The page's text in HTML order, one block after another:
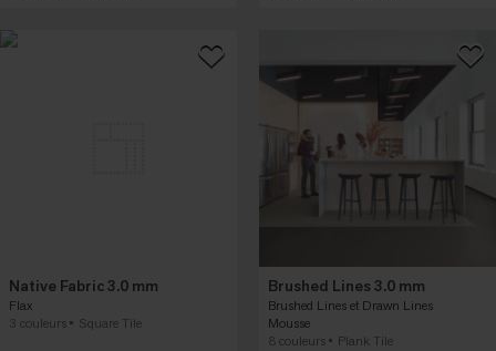
Native Fabric 3.0 mm
Flax
3 couleurs
Square Tile
Brushed Lines 3.0 mm
Brushed Lines et Drawn Lines
Mousse
8 couleurs
Plank Tile